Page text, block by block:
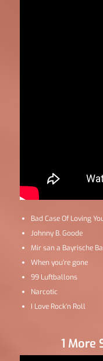
Bad Case Of Loving
Johnny B. Goode
Mir san a Bayrische
When you’re gone
99 Luftballons
Narcotic
I Love Rock’n Roll
1 More